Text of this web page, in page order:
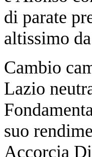
di parate
altissimo
Cambio
Lazio
suo
Accorcia